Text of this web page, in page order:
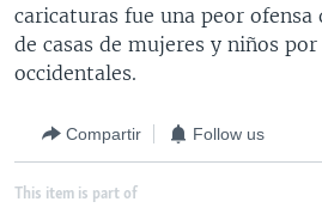
caricaturas fue una peor ofensa
de casas de mujeres y niños
occidentales.
Compartir Follow us
This item is part of